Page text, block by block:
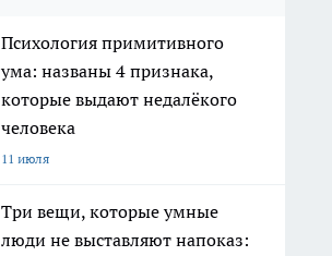
Психология примитивного
ума: названы 4 признака,
которые выдают недалёкого
человека
11 июля
Три вещи, которые умные
люди не выставляют напоказ: